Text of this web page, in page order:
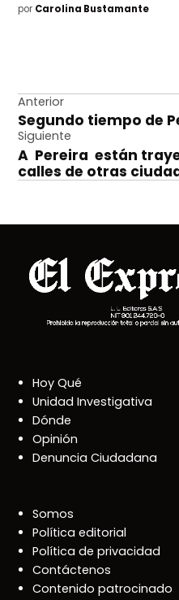
por Carolina Bustamante
Navegación
de
entradas
Anterior
Segundo tiempo de
Siguiente
A Pereira están
calles de otras
Hoy Qué
Unidad Investigativa
Dónde
Opinión
Denuncia Ciudadana
Somos
Política editorial
Política de privacidad
Contáctenos
Contenido patrocinado